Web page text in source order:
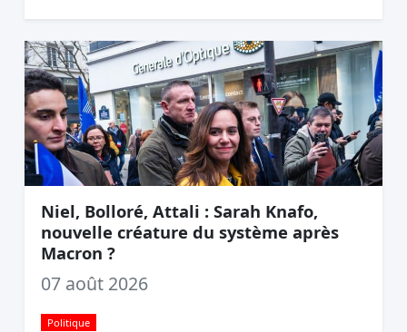
Niel, Bolloré, Attali : Sarah Knafo,
nouvelle créature du système après
Macron ?
07 août 2026
Politique